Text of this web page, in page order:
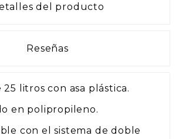
del producto
Reseñas
25 litros con asa plástica.
en polipropileno.
con el sistema de doble